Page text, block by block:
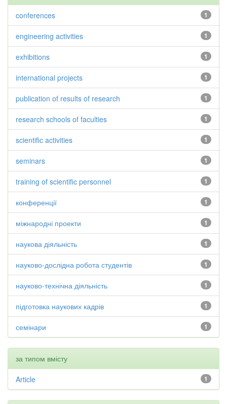
1
conferences
1
engineering activities
1
exhibitions
1
international projects
1
publication of results of research
1
research schools of faculties
1
scientific activities
1
seminars
1
training of scientific personnel
1
конференції
1
міжнародні проекти
1
наукова діяльність
1
науково-дослідна робота студентів
1
науково-технічна діяльність
1
підготовка наукових кадрів
1
семінари
за типом вмісту
1
Article